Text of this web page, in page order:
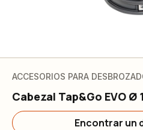
ACCESORIOS PARA
Cabezal Tap&Go EVO Ø
Encontrar un